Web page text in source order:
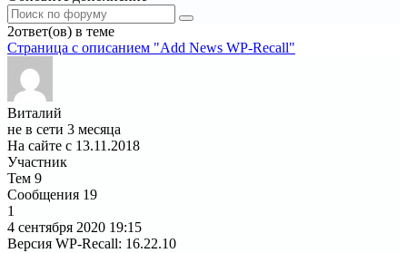
2ответ(ов) в теме
Страница c описанием "Add News WP-Recall"
Виталий
не в сети 3 месяца
На сайте с 13.11.2018
Участник
Тем 9
Сообщения 19
1
4 сентября 2020 19:15
Версия WP-Recall: 16.22.10